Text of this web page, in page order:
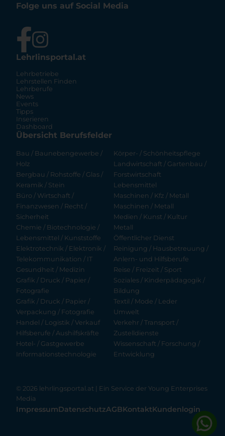
Folge uns auf Social Media
Lehrlinsportal.at
Lehrbetriebe
Lehrstellen Finden
Lehrberufe
News
Events
Tipps
Inserieren
Dashboard
Übersicht Berufsfelder
Bau / Baunebengewerbe /
Holz
Bergbau / Rohstoffe / Glas /
Keramik / Stein
Büro / Wirtschaft /
Finanzwesen / Recht /
Sicherheit
Chemie / Biotechnologie /
Lebensmittel / Kunststoffe
Elektrotechnik / Elektronik /
Telekommunikation / IT
Gesundheit / Medizin
Grafik / Druck / Papier /
Fotografie
Grafik / Druck / Papier /
Verpackung / Fotografie
Handel / Logistik / Verkauf
Hilfsberufe / Aushilfskräfte
Hotel- / Gastgewerbe
Informationstechnologie
Körper- / Schönheitspflege
Landwirtschaft / Gartenbau /
Forstwirtschaft
Lebensmittel
Maschinen / Kfz / Metall
Maschinen / Metall
Medien / Kunst / Kultur
Metall
Öffentlicher Dienst
Reinigung / Hausbetreuung /
Anlern- und Hilfsberufe
Reise / Freizeit / Sport
Soziales / Kinderpädagogik /
Bildung
Textil / Mode / Leder
Umwelt
Verkehr / Transport /
Zustelldienste
Wissenschaft / Forschung /
Entwicklung
© 2026 lehrlingsportal.at | Ein Service der Young Enterprises
Media
ImpressumDatenschutzAGBKontaktKundenlogin